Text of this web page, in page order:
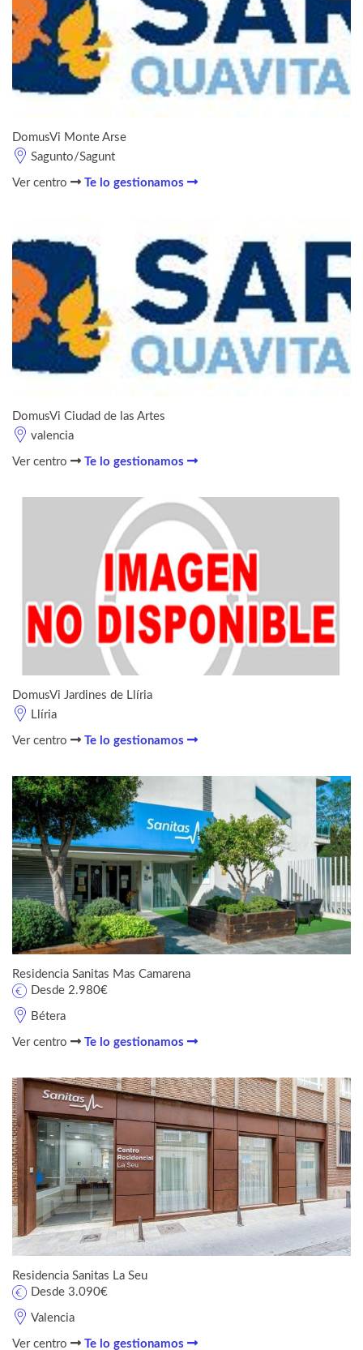
DomusVi Monte Arse
Sagunto/Sagunt
Ver centro Te lo gestionamos
DomusVi Ciudad de las Artes
valencia
Ver centro Te lo gestionamos
DomusVi Jardines de Llíria
Llíria
Ver centro Te lo gestionamos
Residencia Sanitas Mas Camarena
Bétera
Desde 2.980€
Ver centro Te lo gestionamos
Residencia Sanitas La Seu
Valencia
Desde 3.090€
Ver centro Te lo gestionamos